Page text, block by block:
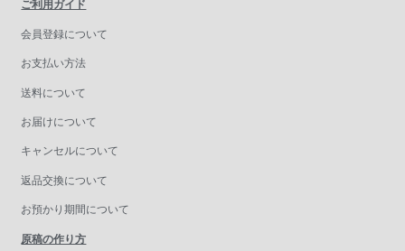
ご利用ガイド
会員登録について
お支払い方法
送料について
お届けについて
キャンセルについて
返品交換について
お預かり期間について
原稿の作り方